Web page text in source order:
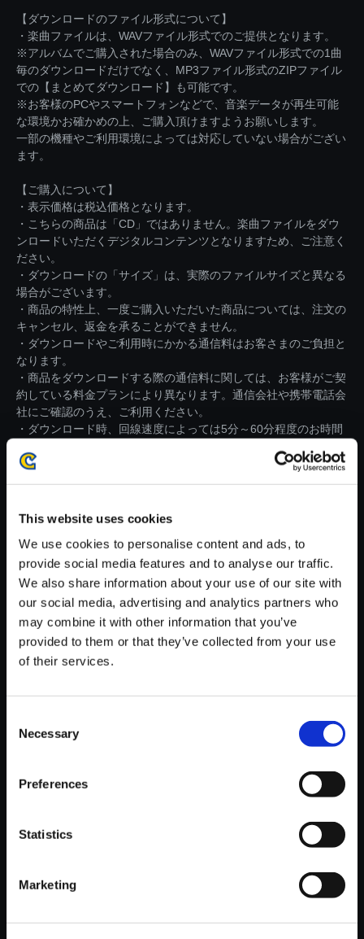
This website uses cookies
We use cookies to personalise content and ads, to
provide social media features and to analyse our traffic.
We also share information about your use of our site with
our social media, advertising and analytics partners who
may combine it with other information that you’ve
provided to them or that they’ve collected from your use
of their services.
Selection
Necessary
Preferences
Statistics
Marketing
【ダウンロードのファイル形式について】
・楽曲ファイルは、WAVファイル形式でのご提供となります。
※アルバムでご購入された場合のみ、WAVファイル形式での1曲
毎のダウンロードだけでなく、MP3ファイル形式のZIPファイル
での【まとめてダウンロード】も可能です。
※お客様のPCやスマートフォンなどで、音楽データが再生可能
な環境かお確かめの上、ご購入頂けますようお願いします。
一部の機種やご利用環境によっては対応していない場合がござい
ます。
【ご購入について】
・表示価格は税込価格となります。
・こちらの商品は「CD」ではありません。楽曲ファイルをダウ
ンロードいただくデジタルコンテンツとなりますため、ご注意く
ださい。
・ダウンロードの「サイズ」は、実際のファイルサイズと異なる
場合がございます。
・商品の特性上、一度ご購入いただいた商品については、注文の
キャンセル、返金を承ることができません。
・ダウンロードやご利用時にかかる通信料はお客さまのご負担と
なります。
・商品をダウンロードする際の通信料に関しては、お客様がご契
約している料金プランにより異なります。通信会社や携帯電話会
社にご確認のうえ、ご利用ください。
・ダウンロード時、回線速度によっては5分～60分程度のお時間
※ご購入いただいたファイルのダウンロードの際には、通信環境
【単曲】ロックマン3 サウンド
コレクション Dr．WILY STAGE
BOSS
おすすめ商品